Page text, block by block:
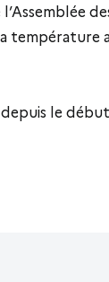
température
le